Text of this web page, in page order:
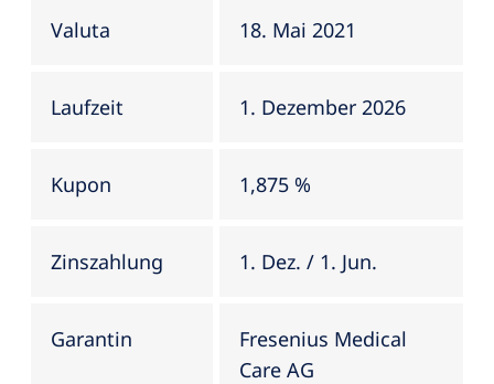
Valuta 18. Mai 2021
Laufzeit 1. Dezember 2026
Kupon 1,875 %
Zinszahlung 1. Dez. / 1. Jun.
Garantin
Fresenius Medical
Care AG